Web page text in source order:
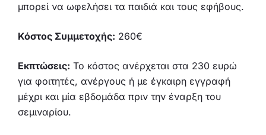
μπορεί να ωφελήσει τα παιδιά και τους εφήβους.
Κόστος Συμμετοχής: 260€
Εκπτώσεις: Το κόστος ανέρχεται στα 230 ευρώ
για φοιτητές, ανέργους ή με έγκαιρη εγγραφή
μέχρι και μία εβδομάδα πριν την έναρξη του
σεμιναρίου.